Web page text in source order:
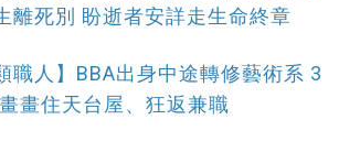
離死別 盼逝者安詳走生命終章
職人】BBA出身中途轉修藝術系 3
畫住天台屋、狂返兼職